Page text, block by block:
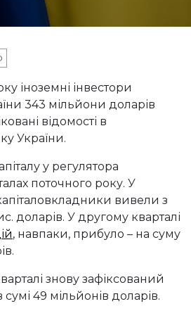
іноземні інвестори
343 мільйони доларів
відомості в
України.
у регулятора
поточного року. У
вивели з
доларів. У другому кварталі
, навпаки, прибуло – на суму
знову зафіксований
сумі 49 мільйонів доларів.